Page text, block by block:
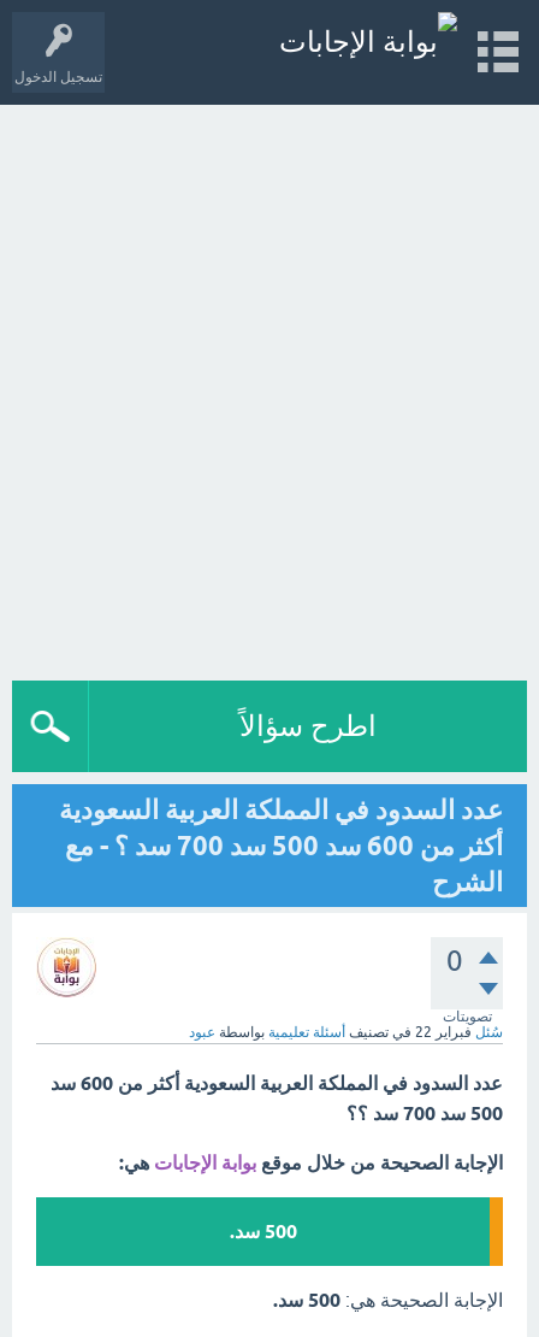
تسجيل الدخول
اطرح سؤالاً
عدد السدود في المملكة العربية السعودية
أكثر من 600 سد 500 سد 700 سد ؟ - مع
الشرح
0
تصويتات
سُئل فبراير 22 في تصنيف أسئلة تعليمية بواسطة عبود
عدد السدود في المملكة العربية السعودية أكثر من 600 سد
500 سد 700 سد ؟؟
الإجابة الصحيحة من خلال موقع بوابة الإجابات هي:
500 سد.
الإجابة الصحيحة هي: 500 سد.